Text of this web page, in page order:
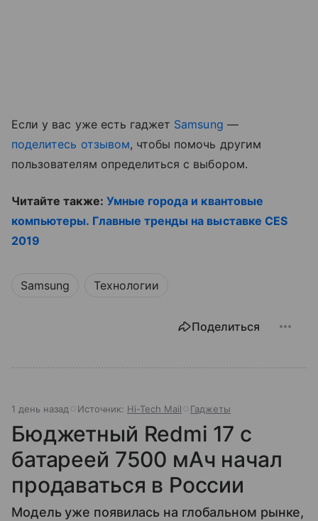
Если у вас уже есть гаджет Samsung —
поделитесь отзывом, чтобы помочь другим
пользователям определиться с выбором.
Читайте также: Умные города и квантовые
компьютеры. Главные тренды на выставке CES
2019
Samsung Технологии
Поделиться
1 день назад Источник: Hi-Tech Mail Гаджеты
Бюджетный Redmi 17 с
батареей 7500 мАч начал
продаваться в России
Модель уже появилась на глобальном рынке,